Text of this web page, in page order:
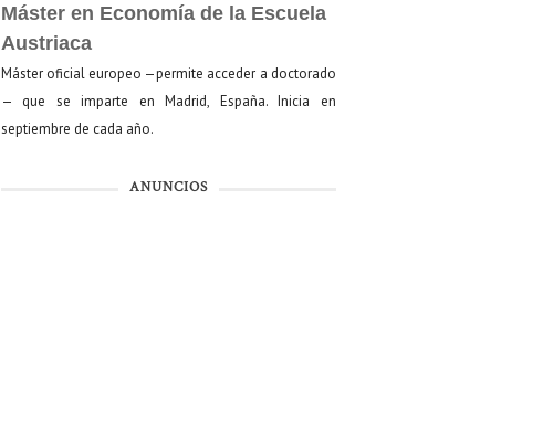
Máster en Economía de la Escuela
Austriaca
Máster oficial europeo —permite acceder a doctorado
— que se imparte en Madrid, España. Inicia en
septiembre de cada año.
ANUNCIOS